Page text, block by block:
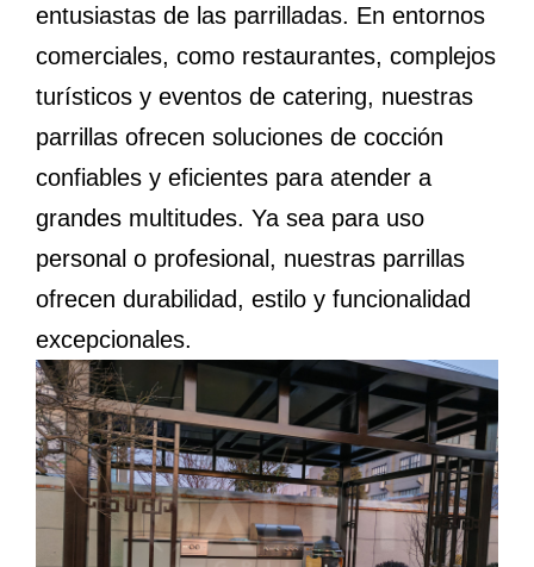
entusiastas de las parrilladas. En entornos
comerciales, como restaurantes, complejos
turísticos y eventos de catering, nuestras
parrillas ofrecen soluciones de cocción
confiables y eficientes para atender a
grandes multitudes. Ya sea para uso
personal o profesional, nuestras parrillas
ofrecen durabilidad, estilo y funcionalidad
excepcionales.